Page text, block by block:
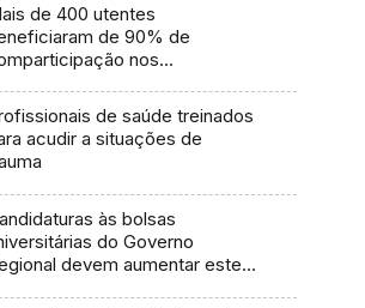
de 400 utentes
de 90% de
nos
de saúde treinados
acudir a situações de
às bolsas
do Governo
devem aumentar este